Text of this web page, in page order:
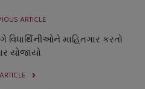
ARTICLE
વિધાર્થિનીઓને માહિતગાર કરતો
યોજાયો